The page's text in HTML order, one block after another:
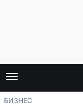
БИЗНЕС